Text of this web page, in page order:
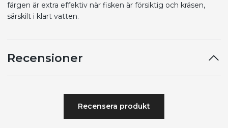
färgen är extra effektiv när fisken är försiktig och kräsen,
särskilt i klart vatten.
Recensioner
Recensera produkt